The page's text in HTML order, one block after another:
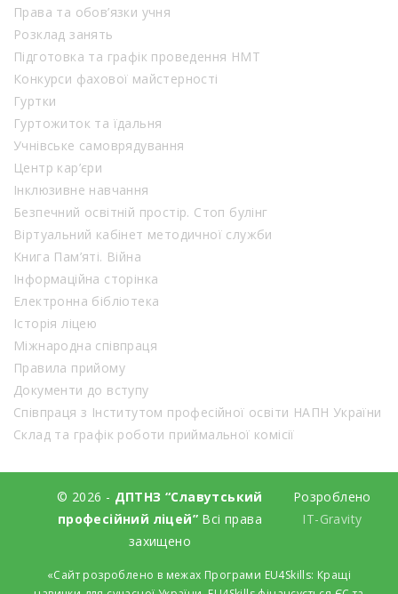
Права та обов’язки учня
Розклад занять
Підготовка та графік проведення НМТ
Конкурси фахової майстерності
Гуртки
Гуртожиток та їдальня
Учнівське самоврядування
Центр кар’єри
Інклюзивне навчання
Безпечний освітній простір. Стоп булінг
Віртуальний кабінет методичної служби
Книга Пам’яті. Війна
Інформаційна сторінка
Електронна бібліотека
Історія ліцею
Міжнародна співпраця
Правила прийому
Документи до вступу
Співпраця з Інститутом професійної освіти НАПН України
Склад та графік роботи приймальної комісії
© 2026 - ДПТНЗ “Славутський
професійний ліцей”Всі права
захищено
Розроблено
IT-Gravity
«Сайт розроблено в межах Програми EU4Skills: Кращі